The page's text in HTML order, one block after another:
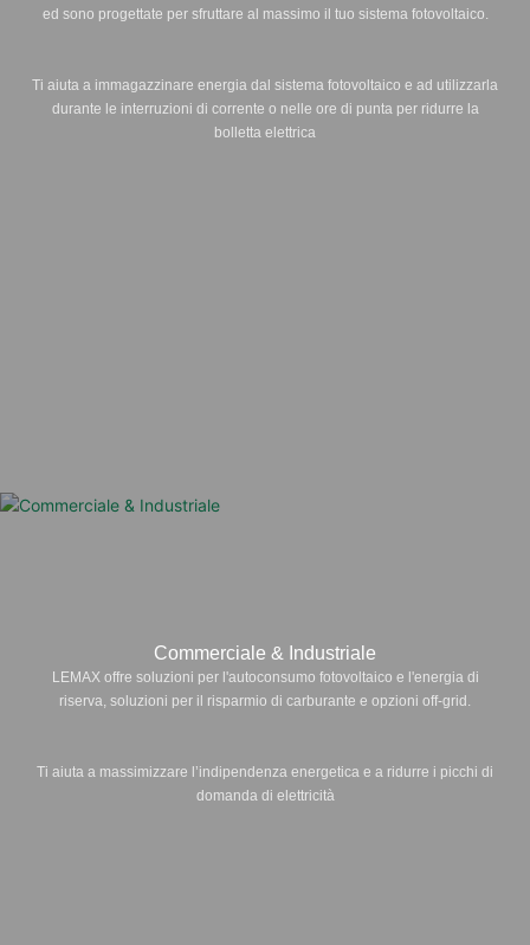
ed sono progettate per sfruttare al massimo il tuo sistema fotovoltaico.
Ti aiuta a immagazzinare energia dal sistema fotovoltaico e ad utilizzarla
durante le interruzioni di corrente o nelle ore di punta per ridurre la
bolletta elettrica
Commerciale & Industriale
LEMAX offre soluzioni per l'autoconsumo fotovoltaico e l'energia di
riserva, soluzioni per il risparmio di carburante e opzioni off-grid.
Ti aiuta a massimizzare l’indipendenza energetica e a ridurre i picchi di
domanda di elettricità